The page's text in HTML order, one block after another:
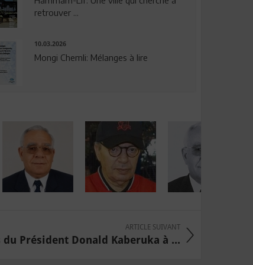
retrouver ...
10.03.2026
Mongi Chemli: Mélanges à lire
ARTICLE SUIVANT
du Président Donald Kaberuka à ...